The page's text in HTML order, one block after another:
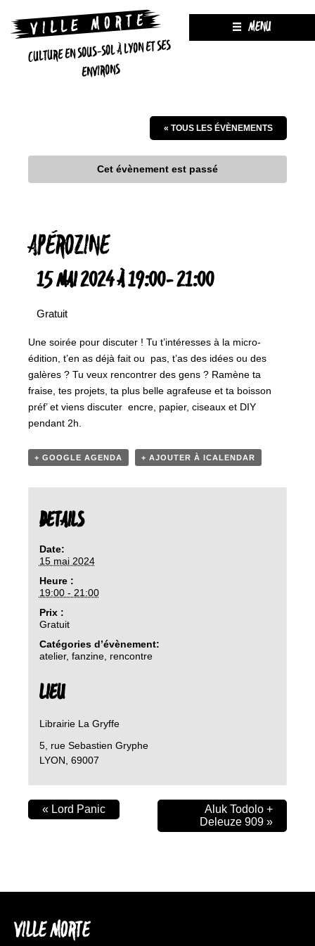
CULTURE EN SOUS-SOL À LYON ET SES
ENVIRONS
MENU
« TOUS LES ÉVÈNEMENTS
Cet évènement est passé
APÉROZINE
15 MAI 2024 À 19:00-21:00
Gratuit
Une soirée pour discuter ! Tu t’intéresses à la micro-
édition, t’en as déjà fait ou pas, t’as des idées ou des
galères ? Tu veux rencontrer des gens ? Ramène ta
fraise, tes projets, ta plus belle agrafeuse et ta boisson
préf’ et viens discuter encre, papier, ciseaux et DIY
pendant 2h.
+ GOOGLE AGENDA + AJOUTER À ICALENDAR
DETAILS
Date:
15 mai 2024
Heure :
19:00 - 21:00
Prix :
Gratuit
Catégories d’évènement:
atelier, fanzine, rencontre
LIEU
Librairie La Gryffe
5, rue Sebastien Gryphe
LYON 69007
« Lord Panic
Aluk Todolo +
Deleuze 909 »
VILLE MORTE